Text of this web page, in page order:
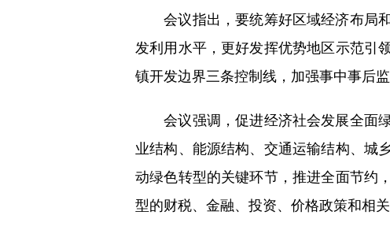
会议指出，要统筹好区域经济布局和
发利用水平，更好发挥优势地区示范引
镇开发边界三条控制线，加强事中事后
会议强调，促进经济社会发展全面绿
业结构、能源结构、交通运输结构、城
动绿色转型的关键环节，推进全面节约
型的财税、金融、投资、价格政策和相